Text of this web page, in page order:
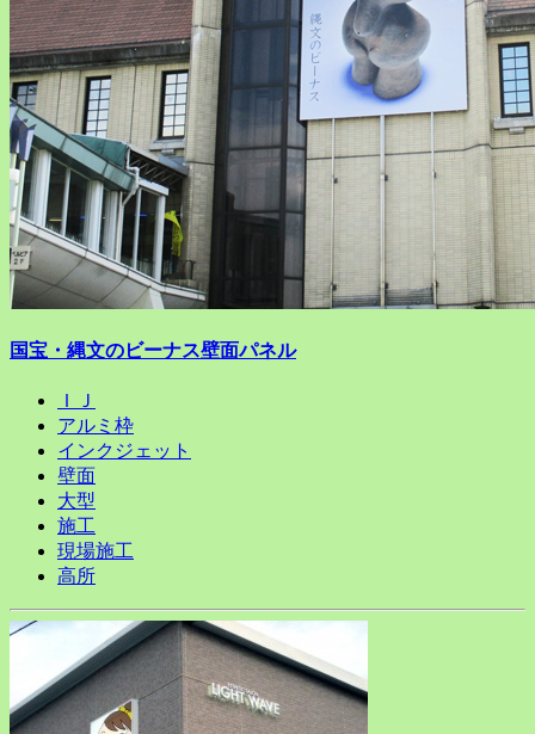
国宝・縄文のビーナス壁面パネル
ＩＪ
アルミ枠
インクジェット
壁面
大型
施工
現場施工
高所